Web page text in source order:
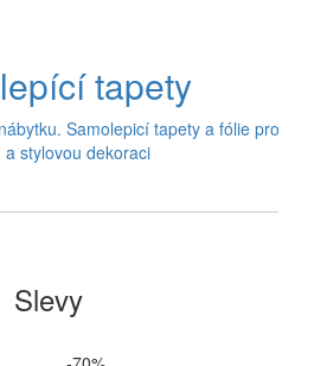
tapety
Samolepicí tapety a fólie pro
a stylovou dekoraci
Slevy